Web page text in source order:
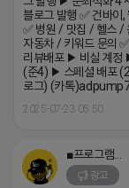
블로그 발행 ✅ 건바이,
✅ 병원 / 맛집 / 헬스 /
자동차 / 키워드 문의
리뷰배포 ▶ 비실 계정
(준4) ▶ 스페셜 배포
로그) (카톡
2025-07-23 05:50
광고